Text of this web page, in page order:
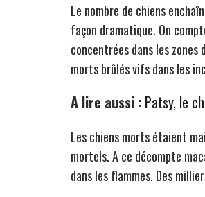
Le nombre de chiens
façon dramatique. On
concentrées dans les zones
morts brûlés vifs dans les
A lire aussi : Patsy, le
Les chiens morts étaient
mortels. A ce décompte
dans les flammes. Des